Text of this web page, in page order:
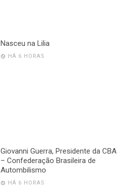
Nasceu na Lilia
HÁ 6 HORAS
Giovanni Guerra, Presidente da CBA
– Confederação Brasileira de
Autombilismo
HÁ 6 HORAS